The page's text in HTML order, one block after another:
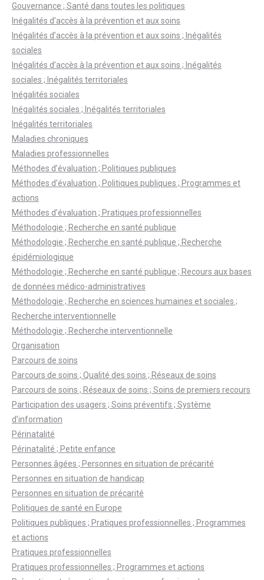
Gouvernance ; Santé dans toutes les politiques
Inégalités d’accès à la prévention et aux soins
Inégalités d’accès à la prévention et aux soins ; Inégalités
sociales
Inégalités d’accès à la prévention et aux soins ; Inégalités
sociales ; Inégalités territoriales
Inégalités sociales
Inégalités sociales ; Inégalités territoriales
Inégalités territoriales
Maladies chroniques
Maladies professionnelles
Méthodes d’évaluation ; Politiques publiques
Méthodes d’évaluation ; Politiques publiques ; Programmes et
actions
Méthodes d’évaluation ; Pratiques professionnelles
Méthodologie ; Recherche en santé publique
Méthodologie ; Recherche en santé publique ; Recherche
épidémiologique
Méthodologie ; Recherche en santé publique ; Recours aux bases
de données médico-administratives
Méthodologie ; Recherche en sciences humaines et sociales ;
Recherche interventionnelle
Méthodologie ; Recherche interventionnelle
Organisation
Parcours de soins
Parcours de soins ; Qualité des soins ; Réseaux de soins
Parcours de soins ; Réseaux de soins ; Soins de premiers recours
Participation des usagers ; Soins préventifs ; Système
d’information
Périnatalité
Périnatalité ; Petite enfance
Personnes âgées ; Personnes en situation de précarité
Personnes en situation de handicap
Personnes en situation de précarité
Politiques de santé en Europe
Politiques publiques ; Pratiques professionnelles ; Programmes
et actions
Pratiques professionnelles
Pratiques professionnelles ; Programmes et actions